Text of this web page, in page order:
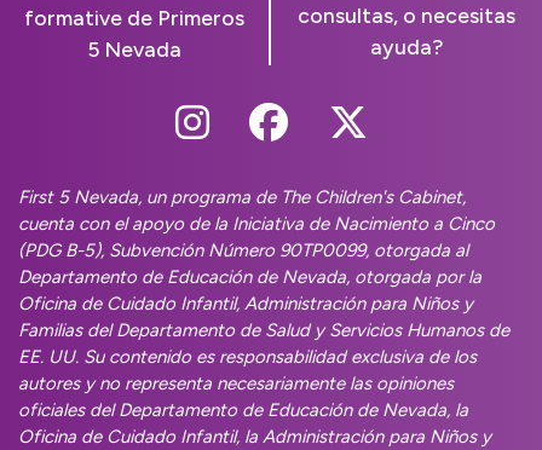
formative de Primeros
5 Nevada
consultas, o necesitas
ayuda?
Follow Us On
Follow Us On
Follow Us
First 5 Nevada, un programa de The Children's Cabinet,
cuenta con el apoyo de la Iniciativa de Nacimiento a Cinco
(PDG B-5), Subvención Número 90TP0099, otorgada al
Departamento de Educación de Nevada, otorgada por la
Oficina de Cuidado Infantil, Administración para Niños y
Familias del Departamento de Salud y Servicios Humanos de
EE. UU. Su contenido es responsabilidad exclusiva de los
autores y no representa necesariamente las opiniones
oficiales del Departamento de Educación de Nevada, la
Oficina de Cuidado Infantil, la Administración para Niños y